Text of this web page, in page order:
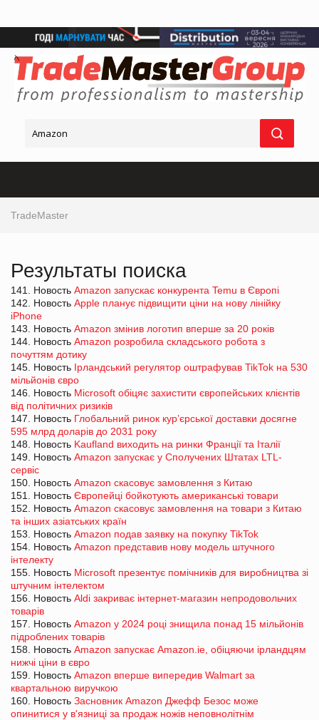
TradeMaster
Результаты поиска
141. Новость Amazon запускає конкурента Temu в Європі
142. Новость Apple планує підвищити ціни на нову лінійку
iPhone
143. Новость Amazon змінив логотип вперше за 20 років
144. Новость Amazon розробила складського робота з
почуттям дотику
145. Новость Ірландський регулятор оштрафував TikTok на 530
мільйонів євро
146. Новость Microsoft обіцяє захистити європейських клієнтів
від політичних ризиків
147. Новость Глобальний ринок кур’єрської доставки досягне
595 млрд доларів до 2031 року
148. Новость Kaufland виходить на ринки Франції та Італії
149. Новость Amazon запускає у Сполучених Штатах LTL-
сервіс
150. Новость Amazon скасовує замовлення з Китаю
151. Новость Європейці бойкотують американські товари
152. Новость Amazon скасовує замовлення на товари з Китаю
та інших азіатських країн
153. Новость Amazon подав заявку на покупку TikTok
154. Новость Amazon представив нову модель штучного
інтелекту
155. Новость Microsoft презентує помічників для виробництва зі
штучним інтелектом
156. Новость Aldi закриває інтернет-магазин непродовольчих
товарів
157. Новость Amazon у 2024 році знищила понад 15 мільйонів
підроблених товарів
158. Новость Amazon запускає Amazon.ie, обіцяючи ірландцям
нижчі ціни в євро
159. Новость Amazon вперше випередив Walmart за
квартальною виручкою
160. Новость Засновник Amazon Джефф Безос може
опинитися у в'язниці за продаж ножів неповнолітнім